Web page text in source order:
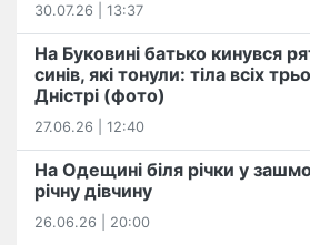
30.07.26 | 13:37
На Буковині батько кинувся
синів, які тонули: тіла всіх
Дністрі (фото)
27.06.26 | 12:40
На Одещині біля річки у
річну дівчину
26.06.26 | 20:00